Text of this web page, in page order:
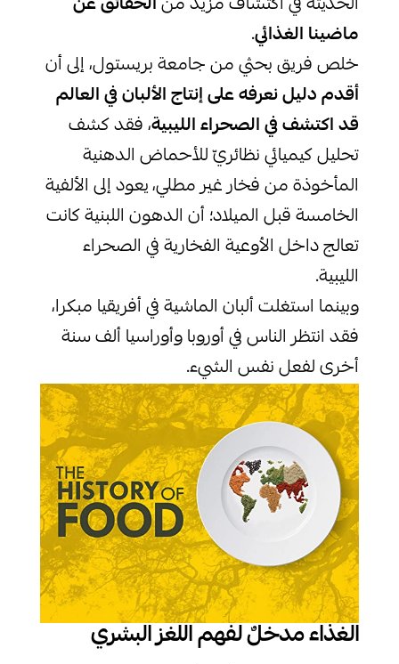
ماضينا الغذائي.
خلص فريق بحثي من جامعة بريستول، إلى أن
أقدم دليل نعرفه على إنتاج الألبان في العالم
قد اكتشف في الصحراء الليبية، فقد كشف
تحليل كيميائي نظائريّ للأحماض الدهنية
المأخوذة من فخار غير مطلي، يعود إلى الألفية
الخامسة قبل الميلاد؛ أن الدهون اللبنية كانت
تعالج داخل الأوعية الفخارية في الصحراء
الليبية.
وبينما استغلت ألبان الماشية في أفريقيا مبكرا،
فقد انتظر الناس في أوروبا وأوراسيا ألف سنة
أخرى لفعل نفس الشيء.
الغذاء مدخلٌ لفهم اللغز البشري